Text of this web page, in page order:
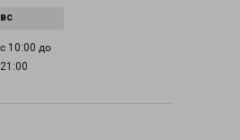
с 10:00 до
21:00